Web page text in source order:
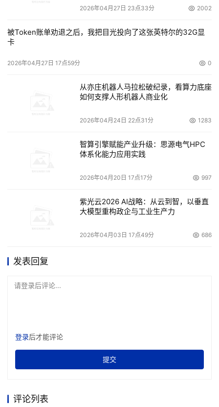
2026年04月27日 23点33分 2002
被Token账单劝退之后，我把目光投向了这张英特尔的32G显
卡
2026年04月27日 17点59分 0
从亦庄机器人马拉松破纪录，看算力底座
如何支撑人形机器人商业化
2026年04月24日 22点31分 1283
智算引擎赋能产业升级：思源电气HPC
体系化能力应用实践
2026年04月20日 17点17分 997
紫光云2026 AI战略：从云到智，以垂直
大模型重构政企与工业生产力
2026年04月03日 17点49分 686
发表回复
请登录后评论...
登录后才能评论
提交
评论列表